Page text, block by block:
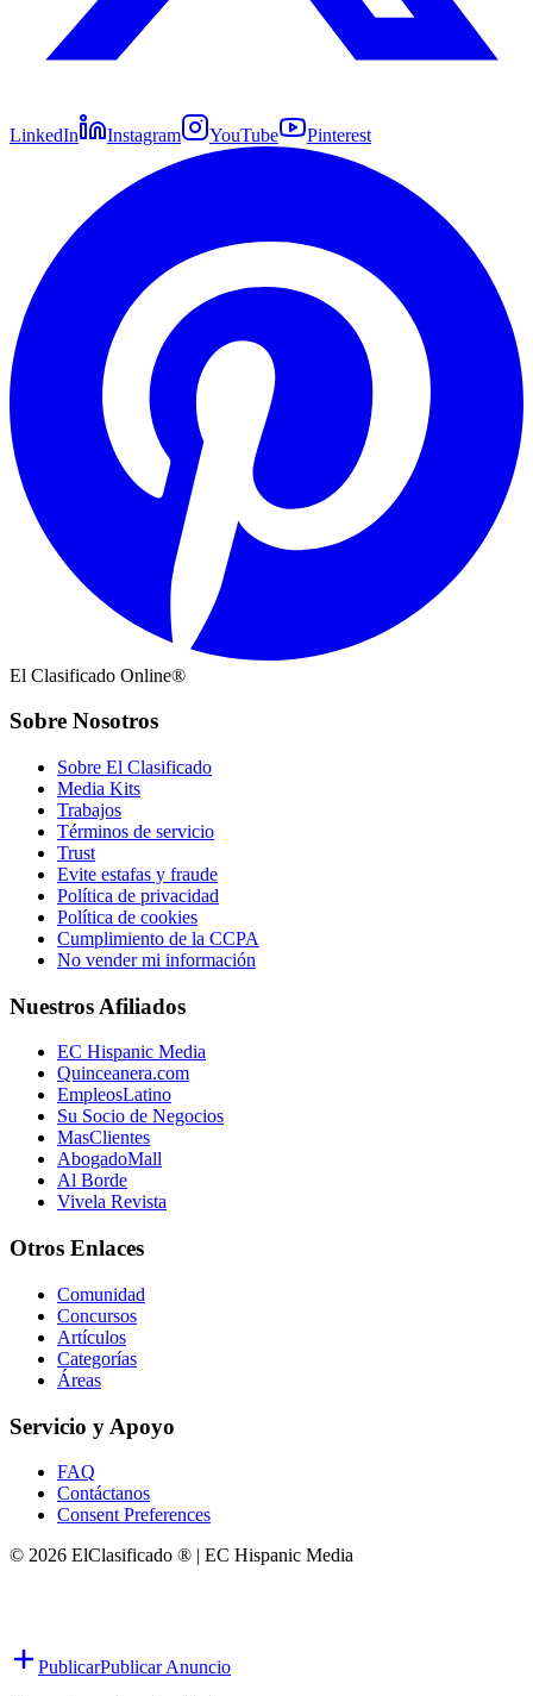
LinkedIn Instagram YouTube Pinterest
El Clasificado Online®
Sobre Nosotros
Sobre El Clasificado
Media Kits
Trabajos
Términos de servicio
Trust
Evite estafas y fraude
Política de privacidad
Política de cookies
Cumplimiento de la CCPA
No vender mi información
Nuestros Afiliados
EC Hispanic Media
Quinceanera.com
EmpleosLatino
Su Socio de Negocios
MasClientes
AbogadoMall
Al Borde
Vivela Revista
Otros Enlaces
Comunidad
Concursos
Artículos
Categorías
Áreas
Servicio y Apoyo
FAQ
Contáctanos
Consent Preferences
© 2026 ElClasificado ® | EC Hispanic Media
PublicarPublicar Anuncio